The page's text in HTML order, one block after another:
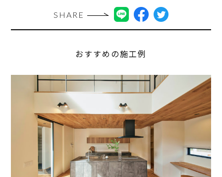
SHARE
おすすめの施工例